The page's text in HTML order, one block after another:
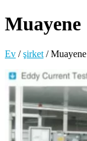
Muayene
Ev /şirket /Muayene